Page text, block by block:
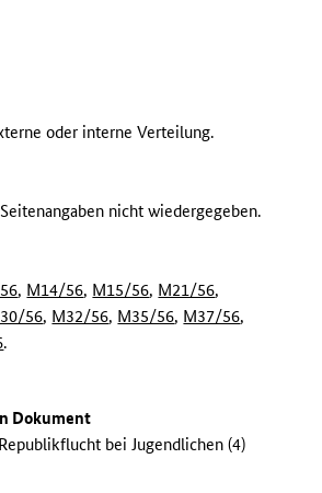
oder interne Verteilung.
nicht wiedergegeben.
, M14/56, M15/56, M21/56,
56, M32/56, M35/56, M37/56,
.
Dokument
bei Jugendlichen (4)